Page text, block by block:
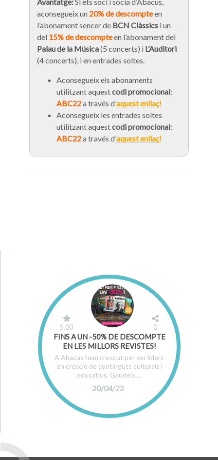
aconsegueix un 20% de descompteen
l’abonament sencer de BCN Clàssics i un
del 15% de descompteen l’abonament del
Palau de la Música(5 concerts) i L’Auditori
(4 concerts), i en entrades soltes.
Aconsegueix els abonaments
utilitzant aquestcodi promocional:
ABC22a través d’aquest enllaç!
Aconsegueix les entrades soltes
utilitzant aquestcodi promocional:
ABC22a través d’aquest enllaç!
20/04/22
5.00 0
FINS A UN -50% DE DESCOMPTE
EN LES MILLORS REVISTES!
A Abacus hem crescut per ser líders
en creació de continguts culturals i
educatius. Gaudeix …